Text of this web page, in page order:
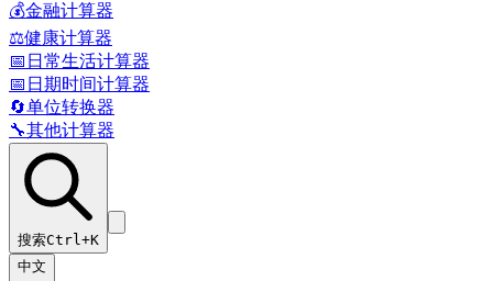
💰金融计算器
⚖️健康计算器
📅 日常生活计算器
📅 日期时间计算器
🔄单位转换器
🔧其他计算器
搜索Ctrl+K
中文